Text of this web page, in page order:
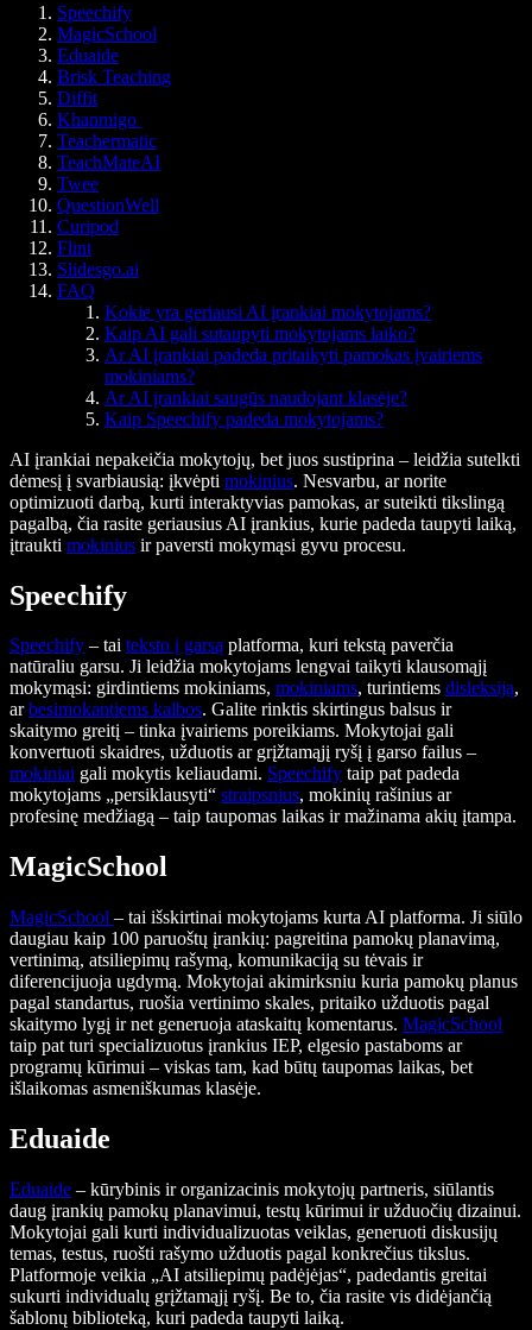
Speechify
MagicSchool
Eduaide
Brisk Teaching
Diffit
Khanmigo
Teachermatic
TeachMateAI
Twee
QuestionWell
Curipod
Flint
Slidesgo.ai
FAQ
Kokie yra geriausi AI įrankiai mokytojams?
Kaip AI gali sutaupyti mokytojams laiko?
Ar AI įrankiai padeda pritaikyti pamokas įvairiems
mokiniams?
Ar AI įrankiai saugūs naudojant klasėje?
Kaip Speechify padeda mokytojams?
AI įrankiai nepakeičia mokytojų, bet juos sustiprina – leidžia sutelkti
dėmesį į svarbiausią: įkvėpti mokinius. Nesvarbu, ar norite
optimizuoti darbą, kurti interaktyvias pamokas, ar suteikti tikslingą
pagalbą, čia rasite geriausius AI įrankius, kurie padeda taupyti laiką,
įtraukti mokinius ir paversti mokymąsi gyvu procesu.
Speechify
Speechify – tai teksto į garsą platforma, kuri tekstą paverčia
natūraliu garsu. Ji leidžia mokytojams lengvai taikyti klausomąjį
mokymąsi: girdintiems mokiniams, mokiniams, turintiems disleksiją,
arbesimokantiems kalbos. Galite rinktis skirtingus balsus ir
skaitymo greitį – tinka įvairiems poreikiams. Mokytojai gali
konvertuoti skaidres, užduotis ar grįžtamąjį ryšį į garso failus –
mokiniai gali mokytis keliaudami. Speechify taip pat padeda
mokytojams „persiklausyti“ straipsnius, mokinių rašinius ar
profesinę medžiagą – taip taupomas laikas ir mažinama akių įtampa.
MagicSchool
MagicSchool – tai išskirtinai mokytojams kurta AI platforma. Ji siūlo
daugiau kaip 100 paruoštų įrankių: pagreitina pamokų planavimą,
vertinimą, atsiliepimų rašymą, komunikaciją su tėvais ir
diferencijuoja ugdymą. Mokytojai akimirksniu kuria pamokų planus
pagal standartus, ruošia vertinimo skales, pritaiko užduotis pagal
skaitymo lygį ir net generuoja ataskaitų komentarus. MagicSchool
taip pat turi specializuotus įrankius IEP, elgesio pastaboms ar
programų kūrimui – viskas tam, kad būtų taupomas laikas, bet
išlaikomas asmeniškumas klasėje.
Eduaide
Eduaide – kūrybinis ir organizacinis mokytojų partneris, siūlantis
daug įrankių pamokų planavimui, testų kūrimui ir užduočių dizainui.
Mokytojai gali kurti individualizuotas veiklas, generuoti diskusijų
temas, testus, ruošti rašymo užduotis pagal konkrečius tikslus.
Platformoje veikia „AI atsiliepimų padėjėjas“, padedantis greitai
sukurti individualų grįžtamąjį ryšį. Be to, čia rasite vis didėjančią
šablonų biblioteką, kuri padeda taupyti laiką.